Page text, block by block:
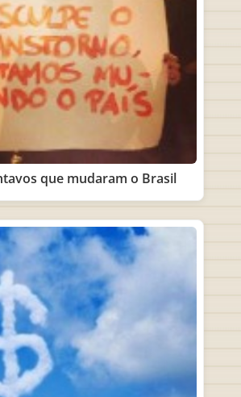
que mudaram o Brasil